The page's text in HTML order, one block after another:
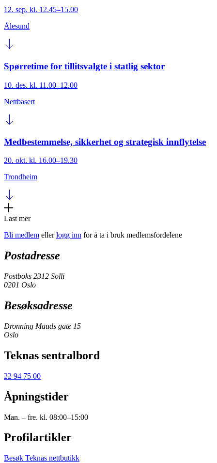
12. sep. kl. 12.45–15.00
Ålesund
Spørretime for tillitsvalgte i statlig sektor
10. des. kl. 11.00–12.00
Nettbasert
Medbestemmelse, sikkerhet og strategisk innflytelse
20. okt. kl. 16.00–19.30
Trondheim
Last mer
Bli medlem ellerlogg inn for å ta i bruk medlemsfordelene
Postadresse
Postboks 2312 Solli
0201 Oslo
Besøksadresse
Dronning Mauds gate 15
Oslo
Teknas sentralbord
22 94 75 00
Åpningstider
Man. – fre. kl. 08:00–15:00
Profilartikler
Besøk Teknas nettbutikk